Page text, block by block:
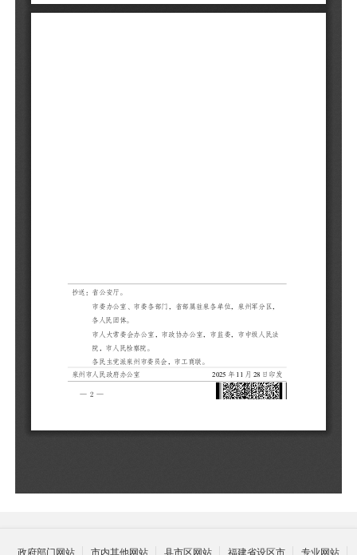
政府部门网站 市内其他网站 县市区网站 福建省设区市 专业网站